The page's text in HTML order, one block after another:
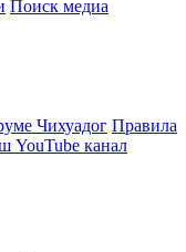
Поиск медиа
Чихуадог Правила
YouTube канал